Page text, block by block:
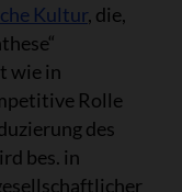
Kultur, die,
wie in
Rolle
des
bes. in